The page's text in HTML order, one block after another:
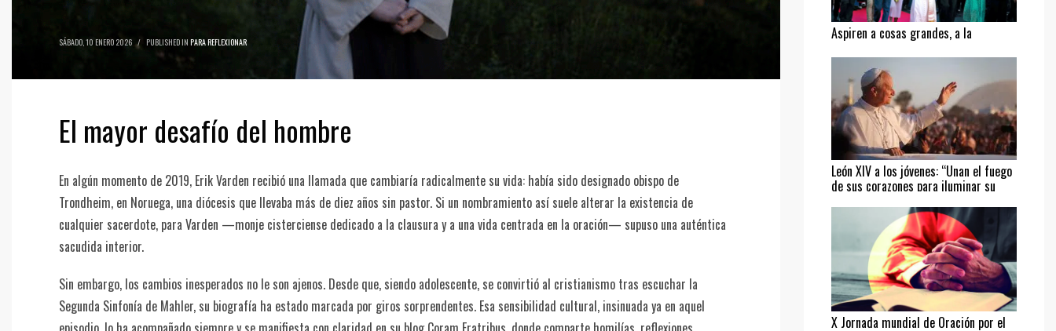
SÁBADO, 10 ENERO 2026 / PUBLISHED IN PARA REFLEXIONAR
El mayor desafío del hombre
En algún momento de 2019, Erik Varden recibió una llamada que cambiaría radicalmente su vida: había sido designado obispo de
Trondheim, en Noruega, una diócesis que llevaba más de diez años sin pastor. Si un nombramiento así suele alterar la existencia de
cualquier sacerdote, para Varden —monje cisterciense dedicado a la clausura y a una vida centrada en la oración— supuso una auténtica
sacudida interior.
Sin embargo, los cambios inesperados no le son ajenos. Desde que, siendo adolescente, se convirtió al cristianismo tras escuchar la
Segunda Sinfonía de Mahler, su biografía ha estado marcada por giros sorprendentes. Esa sensibilidad cultural, insinuada ya en aquel
Aspiren a cosas grandes, a la
León XIV a los jóvenes: “Unan el fuego
de sus corazones para iluminar su
X Jornada mundial de Oración por el